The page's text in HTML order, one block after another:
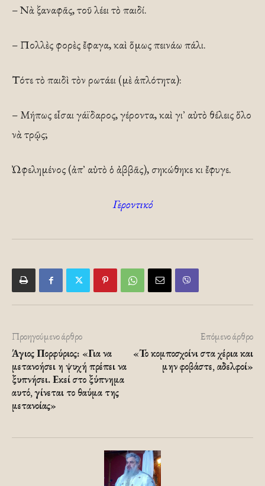
– Νὰ ξαναφᾶς, τοῦ λέει τὸ παιδί.
– Πολλὲς φορὲς ἔφαγα, καὶ ὅμως πεινάω πάλι.
Τότε τὸ παιδὶ τὸν ρωτάει (μὲ ἁπλότητα):
– Μήπως εἶσαι γάϊδαρος, γέροντα, καὶ γι᾿ αὐτὸ θέλεις ὅλο
νὰ τρῷς;
Ὠφελημένος (ἀπ᾿ αὐτὸ ὁ ἀββᾶς), σηκώθηκε κι ἔφυγε.
Γεροντικό
Προηγούμενο άρθρο
Άγιος Πορφύριος: «Για να
μετανοήσει η ψυχή πρέπει να
ξυπνήσει. Εκεί στο ξύπνημα
αυτό, γίνεται το θαύμα της
μετανοίας»
Επόμενο άρθρο
«Το κομποσχοίνι στα χέρια και
μην φοβάστε, αδελφοί»